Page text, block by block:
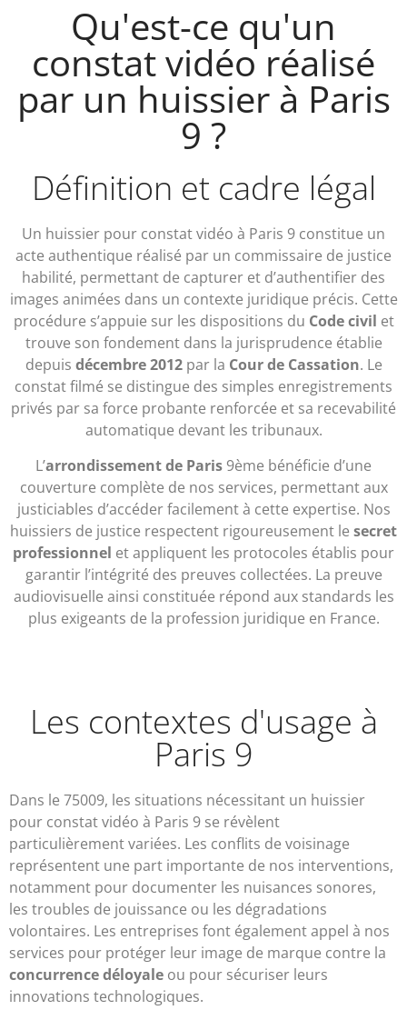
Qu'est-ce qu'un
constat vidéo réalisé
par un huissier à Paris
9 ?
Définition et cadre légal
Un huissier pour constat vidéo à Paris 9 constitue un
acte authentique réalisé par un commissaire de justice
habilité, permettant de capturer et d’authentifier des
images animées dans un contexte juridique précis. Cette
procédure s’appuie sur les dispositions du Code civil et
trouve son fondement dans la jurisprudence établie
depuis décembre 2012par la Cour de Cassation. Le
constat filmé se distingue des simples enregistrements
privés par sa force probante renforcée et sa recevabilité
automatique devant les tribunaux.
L’arrondissement de Paris 9ème bénéficie d’une
couverture complète de nos services, permettant aux
justiciables d’accéder facilement à cette expertise. Nos
huissiers de justice respectent rigoureusement le secret
professionnel et appliquent les protocoles établis pour
garantir l’intégrité des preuves collectées. La preuve
audiovisuelle ainsi constituée répond aux standards les
plus exigeants de la profession juridique en France.
Les contextes d'usage à
Paris 9
Dans le 75009, les situations nécessitant un huissier
pour constat vidéo à Paris 9 se révèlent
particulièrement variées. Les conflits de voisinage
représentent une part importante de nos interventions,
notamment pour documenter les nuisances sonores,
les troubles de jouissance ou les dégradations
volontaires. Les entreprises font également appel à nos
services pour protéger leur image de marque contre la
concurrence déloyale ou pour sécuriser leurs
innovations technologiques.